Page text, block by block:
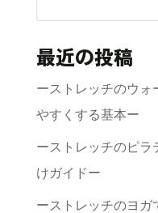
最近の投稿
ーストレッチのウォ
やすくする基本ー
ーストレッチのピラ
けガイドー
ーストレッチのヨガ